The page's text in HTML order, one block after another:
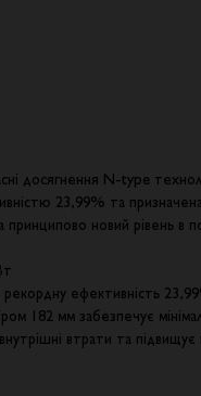
досягнення N-type
23,99% та
принципово новий рівень в
ефективність
182 мм забезпечує
втрати та